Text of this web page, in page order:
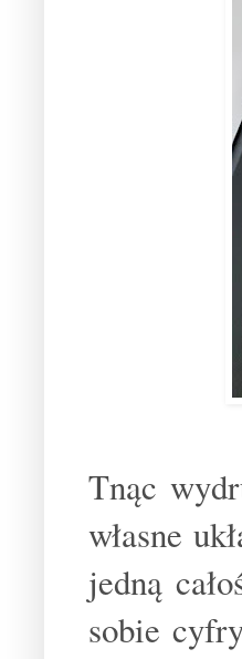
Tnąc
własne
jedną
sobie